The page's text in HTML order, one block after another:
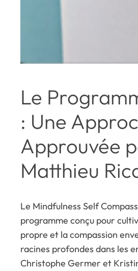
Le
: Une
Approuvée
Matthieu
Le Mindfulness Self
programme conçu pour
propre et la compassion
racines profondes dans les
Christophe Germer et